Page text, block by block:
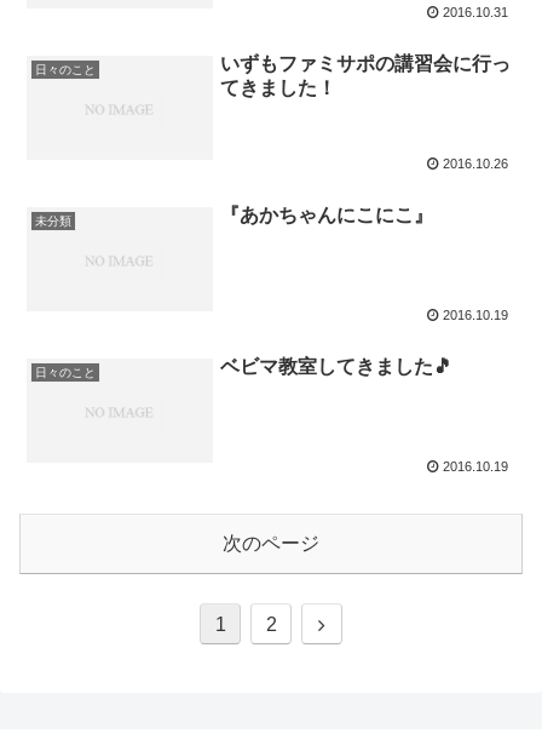
2016.10.31
日々のこと
いずもファミサポの講習会に行っ
てきました！
2016.10.26
未分類 『あかちゃんにこにこ』
2016.10.19
日々のこと ベビマ教室してきました🎵
2016.10.19
次のページ
1 2